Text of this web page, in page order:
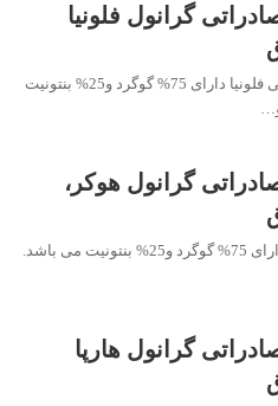
بنتونیت ۷۵٪ صادراتی گرانول فلونیا
کود گوگرد بنتونیت دار گرانوله صادراتی فلونیا دارای 75% گوگرد و25% بنتونیت
بنتونیت ۷۵٪ صادراتی گرانول هوکر،
کود گوگرد بنتونیت دار گرانوله هوکر دارای 75% گوگرد و25% بنتونیت می باشد.
بنتونیت ۷۵٪ صادراتی گرانول هارپا